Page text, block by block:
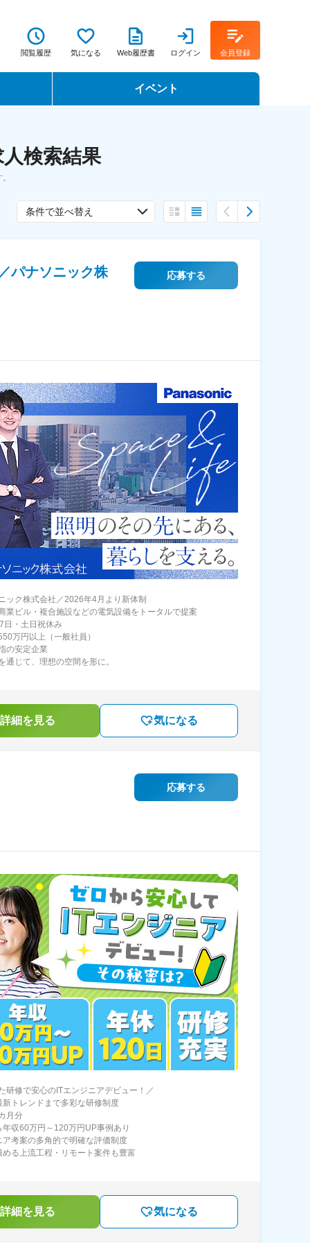
閲覧履歴 気になる Web履歴書 ログイン 会員登録
イベント
転職フェア
検索結果
条件で並べ替え
パナソニック株 応募する
ック株式会社／2026年4月より新体制
業ビル・複合施設などの電気設備をトータルで提案
・土日祝休み
万円以上（一般社員）
の安定企業
通じて、理想の空間を形に。
細を見る 気になる
応募する
研修で安心のITエンジニアデビュー！／
新トレンドまで多彩な研修制度
月分
年収60万円～120万円UP事例あり
ア考案の多角的で明確な評価制度
める上流工程・リモート案件も豊富
細を見る 気になる